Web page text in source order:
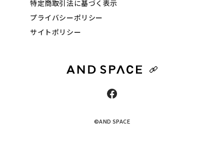
特定商取引法に基づく表示
プライバシーポリシー
サイトポリシー
©AND SPACE